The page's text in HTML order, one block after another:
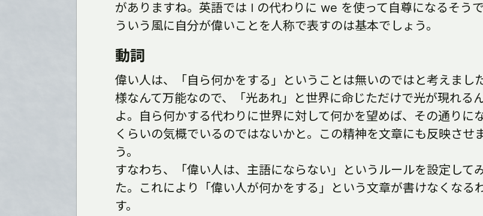
がありますね。英語では I の代わりに we を使って自尊になるそう
ういう風に自分が偉いことを人称で表すのは基本でしょう。
動詞
偉い人は、「自ら何かをする」ということは無いのではと考えまし
様なんて万能なので、「光あれ」と世界に命じただけで光が現れる
よ。自ら何かする代わりに世界に対して何かを望めば、その通りにな
くらいの気概でいるのではないかと。この精神を文章にも反映させ
う。
すなわち、「偉い人は、主語にならない」というルールを設定して
た。これにより「偉い人が何かをする」という文章が書けなくなる
す。